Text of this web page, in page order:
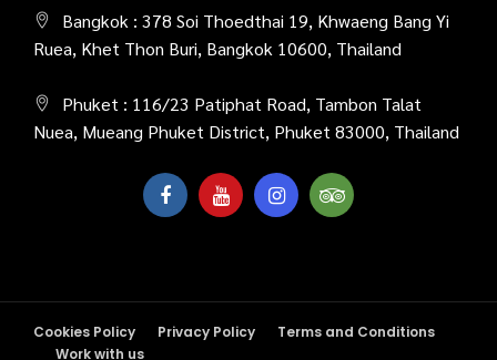
Bangkok : 378 Soi Thoedthai 19, Khwaeng Bang Yi
Ruea, Khet Thon Buri, Bangkok 10600, Thailand
Phuket : 116/23 Patiphat Road, Tambon Talat
Nuea, Mueang Phuket District, Phuket 83000, Thailand
Cookies Policy Privacy Policy
Terms and Conditions
Work with us